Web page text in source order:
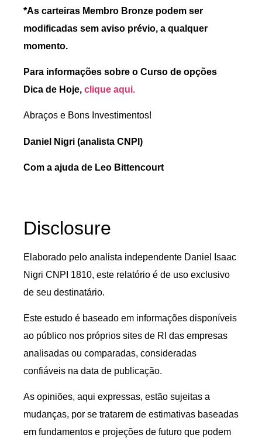
*As carteiras Membro Bronze podem ser
modificadas sem aviso prévio, a qualquer
momento.
Para informações sobre o Curso de opções
Dica de Hoje, clique aqui.
Abraços e Bons Investimentos!
Daniel Nigri (analista CNPI)
Com a ajuda de Leo Bittencourt
Disclosure
Elaborado pelo analista independente Daniel Isaac
Nigri CNPI 1810, este relatório é de uso exclusivo
de seu destinatário.
Este estudo é baseado em informações disponíveis
ao público nos próprios sites de RI das empresas
analisadas ou comparadas, consideradas
confiáveis na data de publicação.
As opiniões, aqui expressas, estão sujeitas a
mudanças, por se tratarem de estimativas baseadas
em fundamentos e projeções de futuro que podem